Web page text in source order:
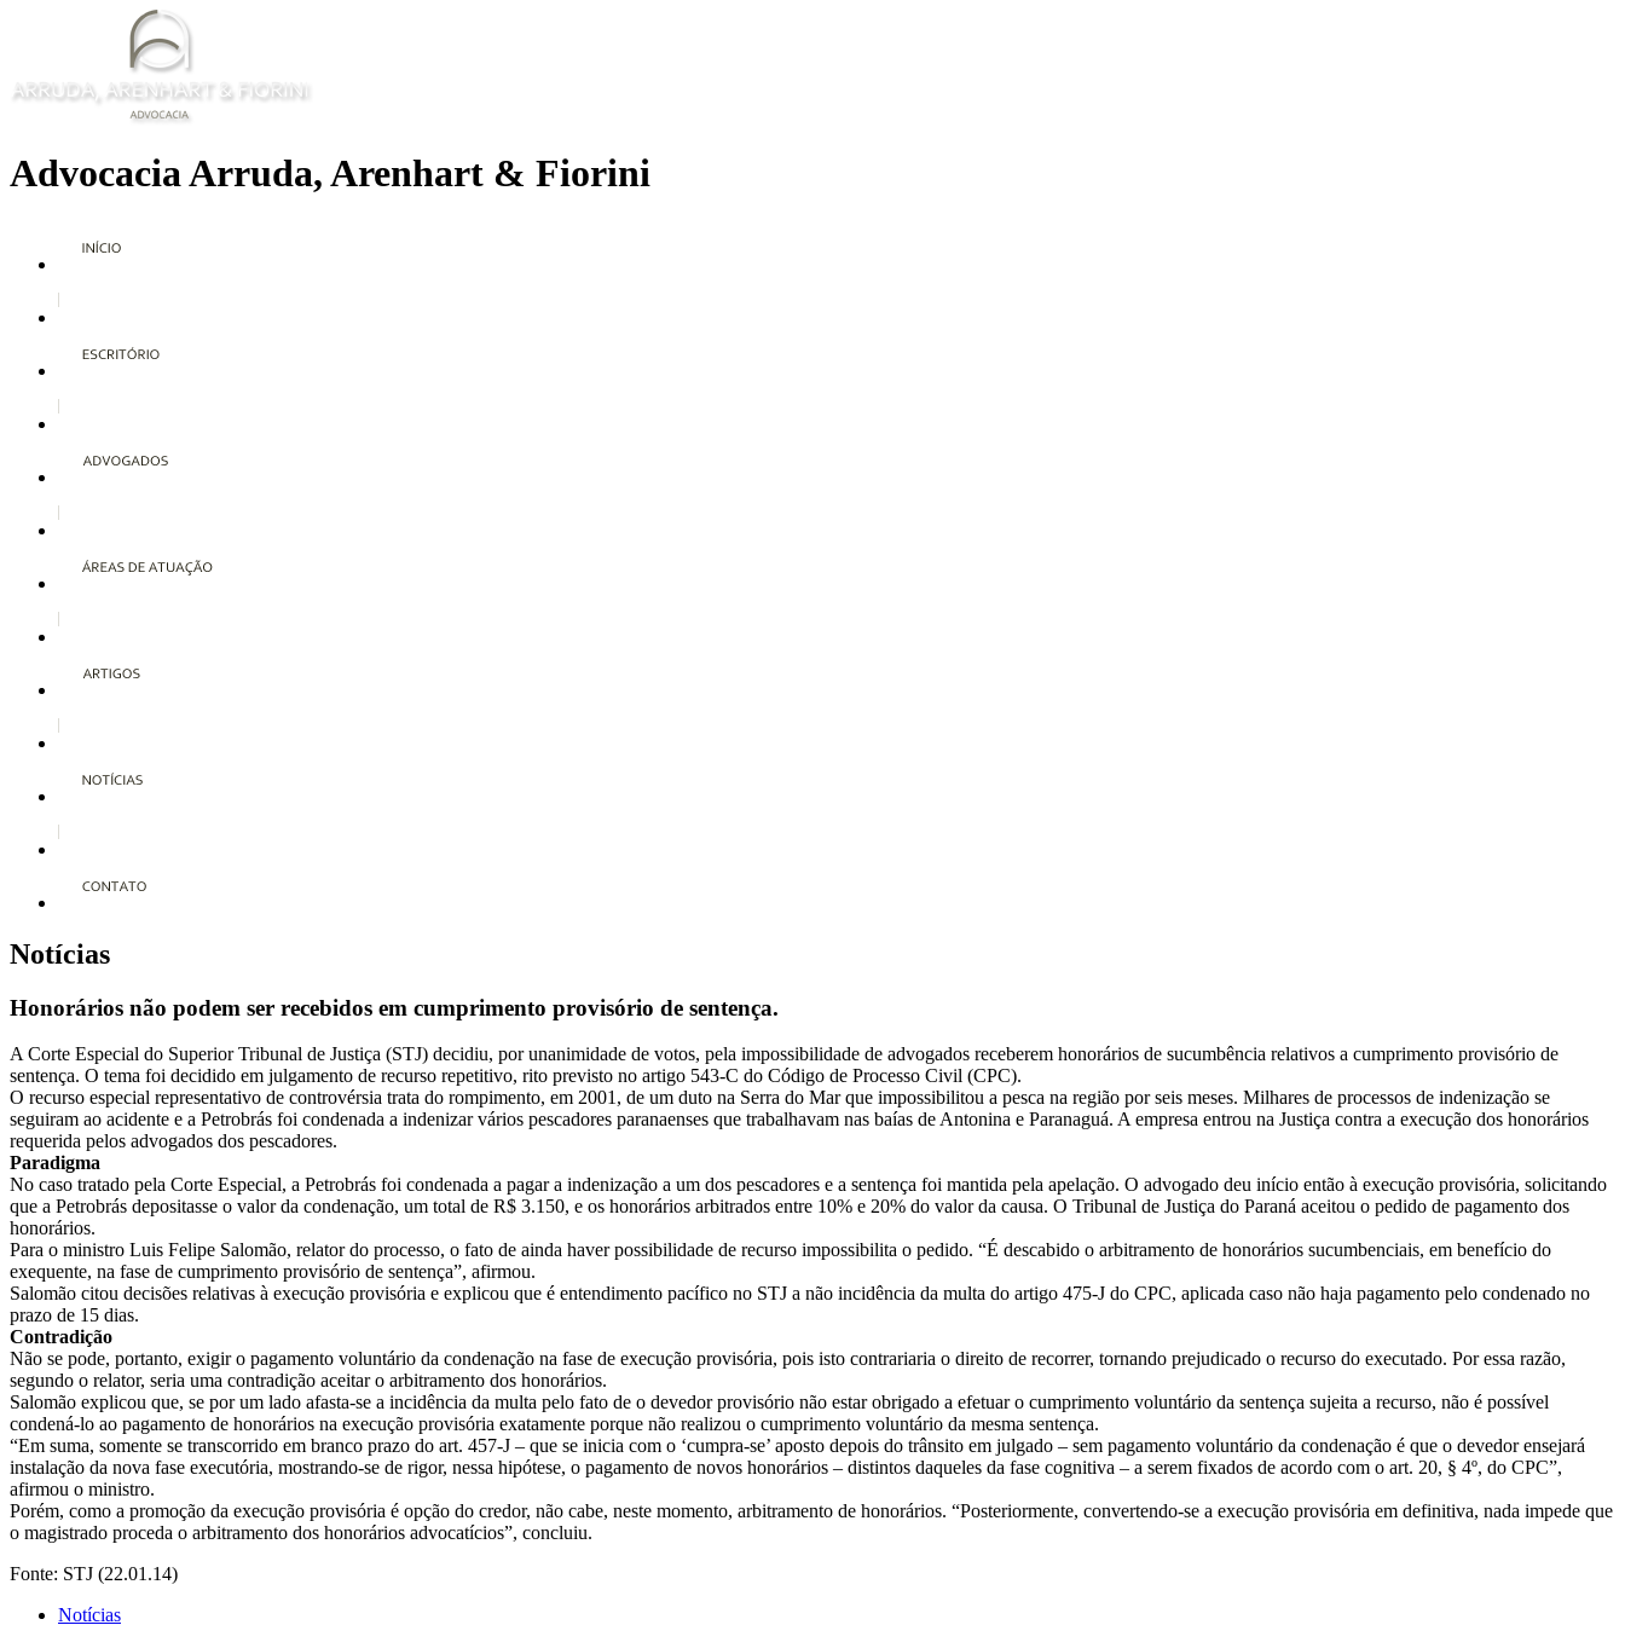
Advocacia Arruda, Arenhart & Fiorini
Notícias
Honorários não podem ser recebidos em cumprimento provisório de sentença.
A Corte Especial do Superior Tribunal de Justiça (STJ) decidiu, por unanimidade de votos, pela impossibilidade de advogados receberem honorários de sucumbência relativos a cumprimento provisório de
sentença. O tema foi decidido em julgamento de recurso repetitivo, rito previsto no artigo 543-C do Código de Processo Civil (CPC).
O recurso especial representativo de controvérsia trata do rompimento, em 2001, de um duto na Serra do Mar que impossibilitou a pesca na região por seis meses. Milhares de processos de indenização se
seguiram ao acidente e a Petrobrás foi condenada a indenizar vários pescadores paranaenses que trabalhavam nas baías de Antonina e Paranaguá. A empresa entrou na Justiça contra a execução dos honorários
requerida pelos advogados dos pescadores.
Paradigma
No caso tratado pela Corte Especial, a Petrobrás foi condenada a pagar a indenização a um dos pescadores e a sentença foi mantida pela apelação. O advogado deu início então à execução provisória, solicitando
que a Petrobrás depositasse o valor da condenação, um total de R$ 3.150, e os honorários arbitrados entre 10% e 20% do valor da causa. O Tribunal de Justiça do Paraná aceitou o pedido de pagamento dos
honorários.
Para o ministro Luis Felipe Salomão, relator do processo, o fato de ainda haver possibilidade de recurso impossibilita o pedido. “É descabido o arbitramento de honorários sucumbenciais, em benefício do
exequente, na fase de cumprimento provisório de sentença”, afirmou.
Salomão citou decisões relativas à execução provisória e explicou que é entendimento pacífico no STJ a não incidência da multa do artigo 475-J do CPC, aplicada caso não haja pagamento pelo condenado no
prazo de 15 dias.
Contradição
Não se pode, portanto, exigir o pagamento voluntário da condenação na fase de execução provisória, pois isto contrariaria o direito de recorrer, tornando prejudicado o recurso do executado. Por essa razão,
segundo o relator, seria uma contradição aceitar o arbitramento dos honorários.
Salomão explicou que, se por um lado afasta-se a incidência da multa pelo fato de o devedor provisório não estar obrigado a efetuar o cumprimento voluntário da sentença sujeita a recurso, não é possível
condená-lo ao pagamento de honorários na execução provisória exatamente porque não realizou o cumprimento voluntário da mesma sentença.
“Em suma, somente se transcorrido em branco prazo do art. 457-J – que se inicia com o ‘cumpra-se’ aposto depois do trânsito em julgado – sem pagamento voluntário da condenação é que o devedor ensejará
instalação da nova fase executória, mostrando-se de rigor, nessa hipótese, o pagamento de novos honorários – distintos daqueles da fase cognitiva – a serem fixados de acordo com o art. 20, § 4º, do CPC”,
afirmou o ministro.
Porém, como a promoção da execução provisória é opção do credor, não cabe, neste momento, arbitramento de honorários. “Posteriormente, convertendo-se a execução provisória em definitiva, nada impede que
o magistrado proceda o arbitramento dos honorários advocatícios”, concluiu.
Fonte: STJ (22.01.14)
Notícias